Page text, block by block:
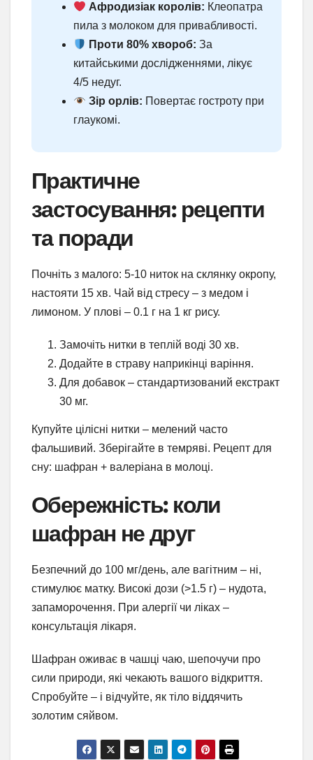
Афродизіак королів: Клеопатра
пила з молоком для привабливості.
Проти 80% хвороб: За
китайськими дослідженнями, лікує
4/5 недуг.
Зір орлів: Повертає гостроту при
глаукомі.
Практичне
застосування: рецепти
та поради
Почніть з малого: 5-10 ниток на склянку окропу,
настояти 15 хв. Чай від стресу – з медом і
лимоном. У плові – 0.1 г на 1 кг рису.
Замочіть нитки в теплій воді 30 хв.
Додайте в страву наприкінці варіння.
Для добавок – стандартизований екстракт
30 мг.
Купуйте цілісні нитки – мелений часто
фальшивий. Зберігайте в темряві. Рецепт для
сну: шафран + валеріана в молоці.
Обережність: коли
шафран не друг
Безпечний до 100 мг/день, але вагітним – ні,
стимулює матку. Високі дози (>1.5 г) – нудота,
запаморочення. При алергії чи ліках –
консультація лікаря.
Шафран оживає в чашці чаю, шепочучи про
сили природи, які чекають вашого відкриття.
Спробуйте – і відчуйте, як тіло віддячить
золотим сяйвом.